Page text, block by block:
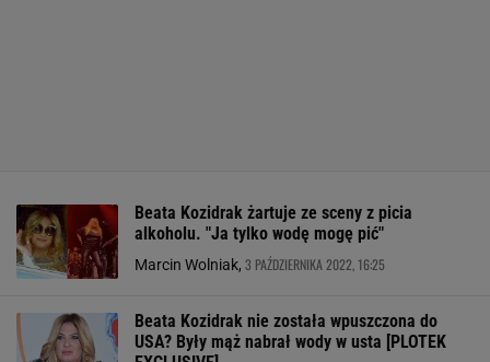
Beata Kozidrak żartuje ze sceny z picia
alkoholu. "Ja tylko wodę mogę pić"
Marcin Wolniak, 3 PAŹDZIERNIKA 2022, 16:25
Beata Kozidrak nie została wpuszczona do
USA? Były mąż nabrał wody w usta [PLOTEK